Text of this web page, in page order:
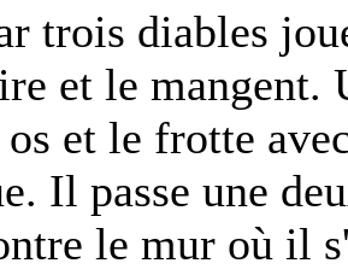
trois diables
et le mangent.
et le frotte
Il passe une
le mur où il